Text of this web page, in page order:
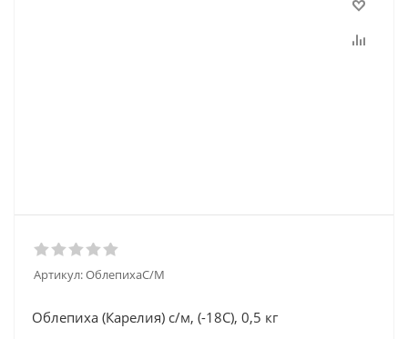
Артикул:ОблепихаС/М
Облепиха (Карелия) с/м, (-18С), 0,5 кг